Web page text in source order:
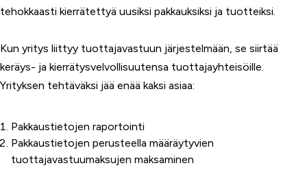
tehokkaasti kierrätettyä uusiksi pakkauksiksi ja tuotteiksi.
Kun yritys liittyy tuottajavastuun järjestelmään, se siirtää
keräys- ja kierrätysvelvollisuutensa tuottajayhteisöille.
Yrityksen tehtäväksi jää enää kaksi asiaa:
Pakkaustietojen raportointi
Pakkaustietojen perusteella määräytyvien
tuottajavastuumaksujen maksaminen